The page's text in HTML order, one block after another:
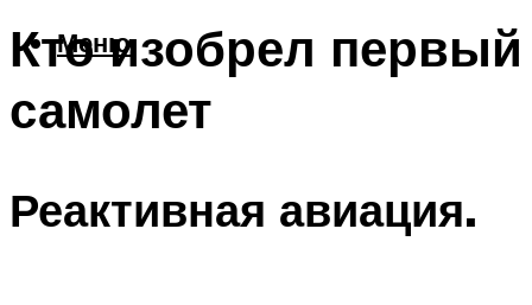
Меню
Кто изобрел первый
самолет
Реактивная авиация.